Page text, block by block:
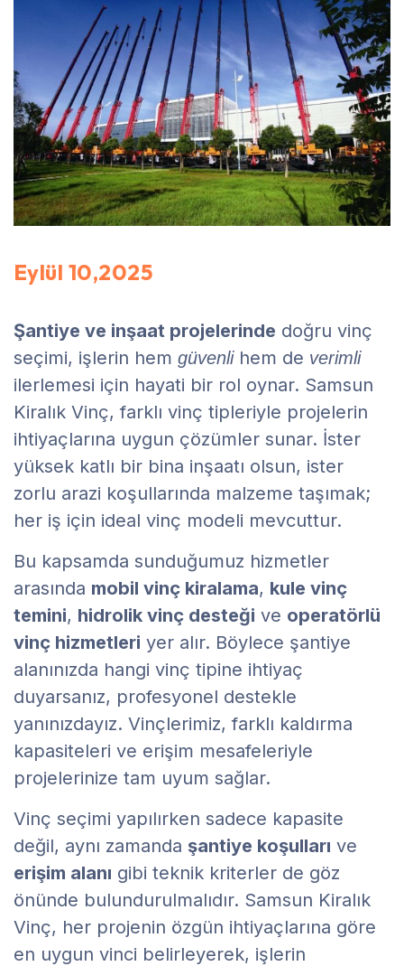
Eylül 10,2025
Şantiye ve inşaat projelerinde doğru vinç
seçimi, işlerin hem güvenlihem de verimli
ilerlemesi için hayati bir rol oynar. Samsun
Kiralık Vinç, farklı vinç tipleriyle projelerin
ihtiyaçlarına uygun çözümler sunar. İster
yüksek katlı bir bina inşaatı olsun, ister
zorlu arazi koşullarında malzeme taşımak;
her iş için ideal vinç modeli mevcuttur.
Bu kapsamda sunduğumuz hizmetler
arasında mobil vinç kiralama, kule vinç
temini, hidrolik vinç desteği ve operatörlü
vinç hizmetleri yer alır. Böylece şantiye
alanınızda hangi vinç tipine ihtiyaç
duyarsanız, profesyonel destekle
yanınızdayız. Vinçlerimiz, farklı kaldırma
kapasiteleri ve erişim mesafeleriyle
projelerinize tam uyum sağlar.
Vinç seçimi yapılırken sadece kapasite
değil, aynı zamanda şantiye koşulları ve
erişim alanı gibi teknik kriterler de göz
önünde bulundurulmalıdır. Samsun Kiralık
Vinç, her projenin özgün ihtiyaçlarına göre
en uygun vinci belirleyerek, işlerin